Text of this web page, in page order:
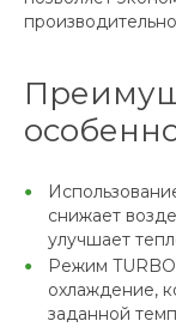
снижает
улучшает
Режим
охлаждение,
заданной